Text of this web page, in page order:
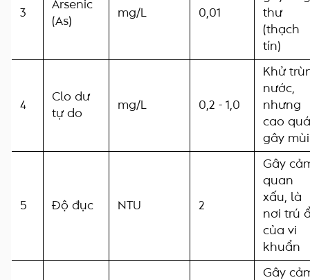
3
Arsenic
(As)
mg/L 0,01
thư
(thạch
tín)
4
Clo dư
tự do
mg/L 0,2 - 1,0
Khử
nước,
nhưng
cao quá
gây mùi
5 Độ đục NTU 2
Gây
quan
xấu, là
nơi trú
của vi
khuẩn
Gây